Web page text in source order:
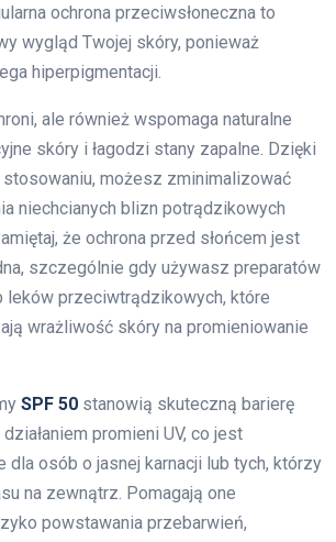
ochrona przeciwsłoneczna to
wygląd Twojej skóry, ponieważ
hiperpigmentacji.
ale również wspomaga naturalne
skóry i łagodzi stany zapalne. Dzięki
możesz zminimalizować
niechcianych blizn potrądzikowych
że ochrona przed słońcem jest
szczególnie gdy używasz preparatów
leków przeciwtrądzikowych, które
wrażliwość skóry na promieniowanie
SPF 50 stanowią skuteczną barierę
promieni UV, co jest
dla osób o jasnej karnacji lub tych, którzy
na zewnątrz. Pomagają one
powstawania przebarwień,